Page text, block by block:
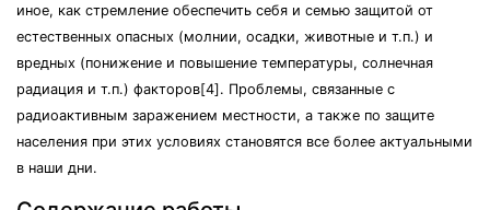
иное, как стремление обеспечить себя и семью защитой от
естественных опасных (молнии, осадки, животные и т.п.) и
вредных (понижение и повышение температуры, солнечная
радиация и т.п.) факторов[4]. Проблемы, связанные с
радиоактивным заражением местности, а также по защите
населения при этих условиях становятся все более актуальными
в наши дни.